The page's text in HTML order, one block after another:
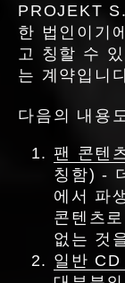
PROJEKT
한 법인이기
고 칭할 수
는 계약입니
다음의 내용
팬 콘텐
칭함) -
에서 파
콘텐츠
없는 것
일반